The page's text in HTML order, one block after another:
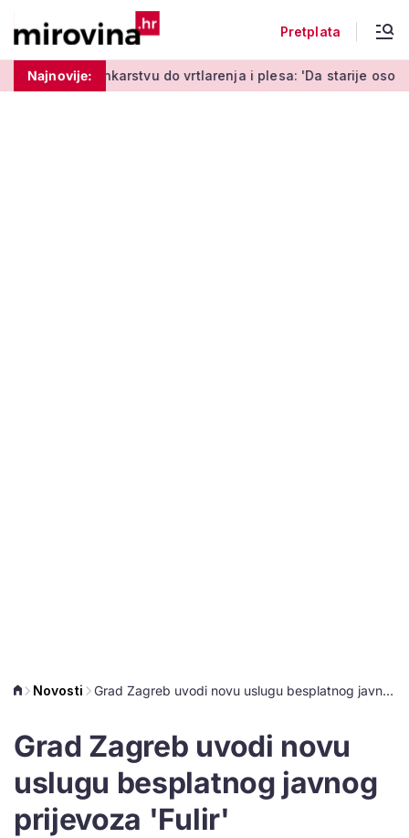
Pretplata
Najnovije:
do vrtlarenja i plesa: 'Da starije osobe ne ostavimo
Novosti Grad Zagreb uvodi novu uslugu besplatnog javnog prijevoza 'Fulir'
Grad Zagreb uvodi novu
uslugu besplatnog javnog
prijevoza 'Fulir'